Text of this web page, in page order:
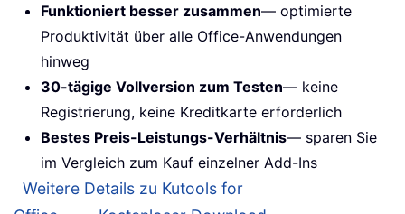
Funktioniert besser zusammen— optimierte
Produktivität über alle Office-Anwendungen
hinweg
30-tägige Vollversion zum Testen— keine
Registrierung, keine Kreditkarte erforderlich
Bestes Preis-Leistungs-Verhältnis— sparen Sie
im Vergleich zum Kauf einzelner Add-Ins
Weitere Details zu Kutools for